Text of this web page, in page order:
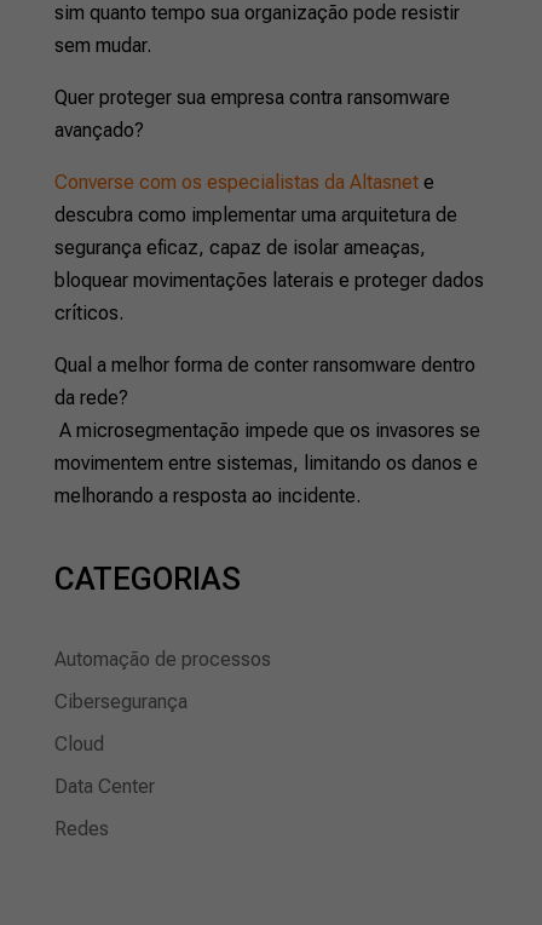
sim quanto tempo sua organização pode resistir
sem mudar.
Quer proteger sua empresa contra ransomware
avançado?
Converse com os especialistas da Altasnete
descubra como implementar uma arquitetura de
segurança eficaz, capaz de isolar ameaças,
bloquear movimentações laterais e proteger dados
críticos.
Qual a melhor forma de conter ransomware dentro
da rede?
A microsegmentação impede que os invasores se
movimentem entre sistemas, limitando os danos e
melhorando a resposta ao incidente.
CATEGORIAS
Automação de processos
Cibersegurança
Cloud
Data Center
Redes